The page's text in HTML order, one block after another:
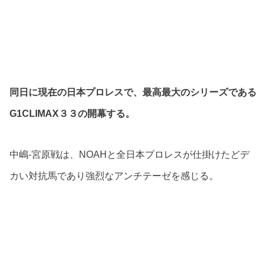
同日に現在の日本プロレスで、最高最大のシリーズである
G1CLIMAX３３の開幕する。
中嶋-宮原戦は、NOAHと全日本プロレスが仕掛けたどデ
カい対抗馬であり強烈なアンチテーゼを感じる。